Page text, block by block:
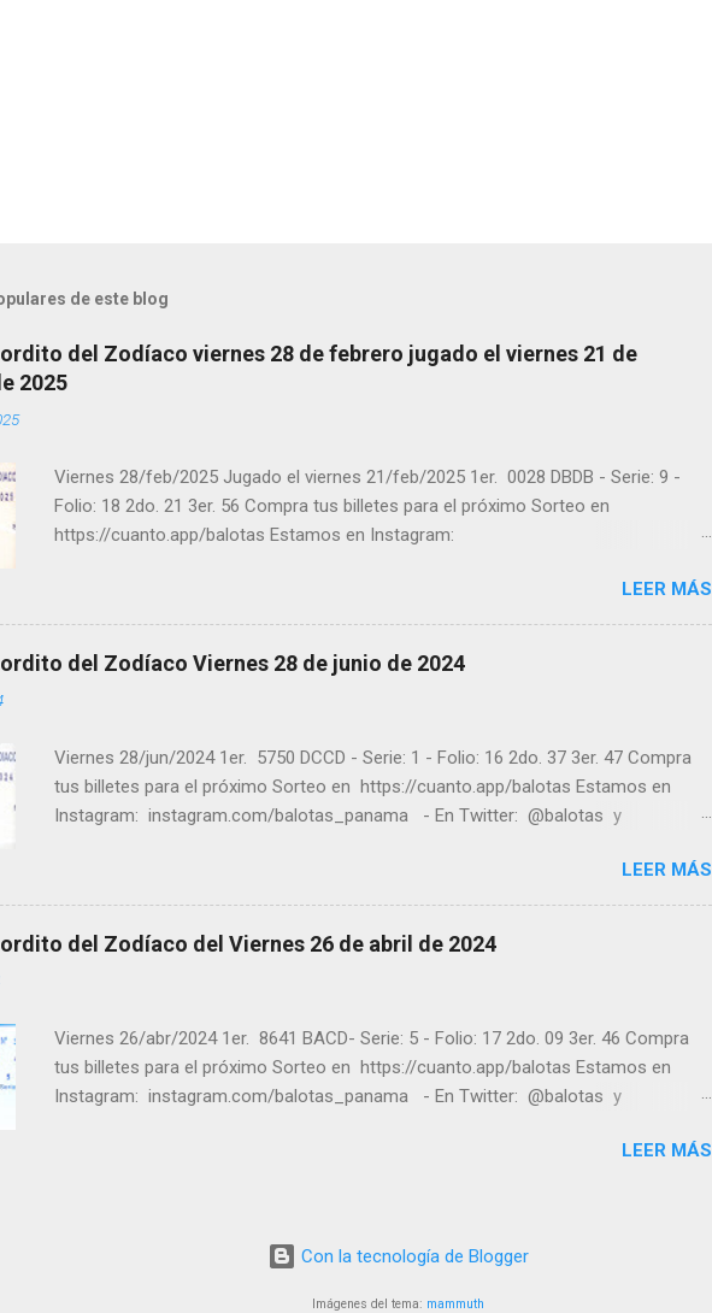
de este blog
del Zodíaco viernes 28 de febrero jugado el viernes 21 de
2025
Viernes 28/feb/2025 Jugado el viernes 21/feb/2025 1er. 0028 DBDB - Serie: 9 -
Folio: 18 2do. 21 3er. 56 Compra tus billetes para el próximo Sorteo en
https://cuanto.app/balotas Estamos en Instagram:
facebook.com/balotas Pruebe su suerte en las mejores loterías millonarias y de
una forma segura y legal recomendado clic a: goo.gl/5Y2qt Felicidades a todos
los ganadores ! y a los que no ganaron "Buena Suerte" para el próximo sorteo,
recuerden visitarnos en balotas.com para conocer los datos que le ayudaran a
LEER MÁS
del Zodíaco Viernes 28 de junio de 2024
Viernes 28/jun/2024 1er. 5750 DCCD - Serie: 1 - Folio: 16 2do. 37 3er. 47 Compra
tus billetes para el próximo Sorteo en https://cuanto.app/balotas Estamos en
Instagram: instagram.com/balotas_panama - En Twitter: @balotas y
millonarias y de una forma segura y legal recomendado clic a: goo.gl/5Y2qt
Felicidades a todos los ganadores ! y a los que no ganaron "Buena Suerte" para el
próximo sorteo, recuerden visitarnos en balotas.com para conocer los datos que
LEER MÁS
del Zodíaco del Viernes 26 de abril de 2024
Viernes 26/abr/2024 1er. 8641 BACD- Serie: 5 - Folio: 17 2do. 09 3er. 46 Compra
tus billetes para el próximo Sorteo en https://cuanto.app/balotas Estamos en
Instagram: instagram.com/balotas_panama - En Twitter: @balotas y
millonarias y de una forma segura y legal recomendado clic a: goo.gl/5Y2qt
le ayudaran a ganar y ver los sorteos que se le pasaron.
LEER MÁS
Con la tecnología de Blogger
Imágenes del tema: mammuth